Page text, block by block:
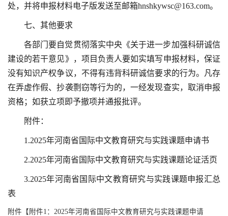
处，并将申报材料电子版发送至邮箱hnshkywsc@163.com。
七、其他要求
各部门要自觉贯彻落实中央《关于进一步加强科研诚信
建设的若干意见》，项目负责人要如实填写申报材料，保证
没有知识产权争议，不得有违背科研诚信要求的行为。凡存
在弄虚作假、抄袭剽窃等行为的，一经发现查实，取消申报
资格；如获立项即予撤项并通报批评。
附件：
1.2025年河南省国际中文教育研究与实践课题申请书
2.2025年河南省国际中文教育研究与实践课题论证活页
3.2025年河南省国际中文教育研究与实践课题申报汇总
表
附件【 附件1：2025年河南省国际中文教育研究与实践课题申请